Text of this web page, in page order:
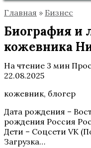
Главная » Бизнес
Биография и
кожевника
На чтение 3 мин
22.08.2025
кожевник, блогер
Дата рождения –
рождения Россия
Дети – Соцсети VK
Загрузка…